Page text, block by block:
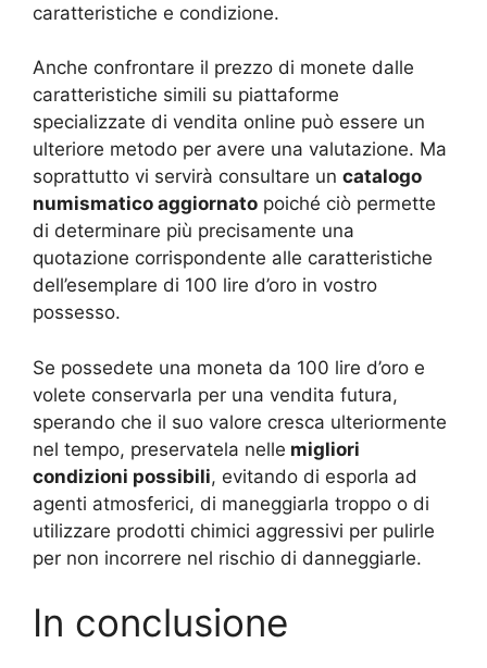
caratteristiche e condizione.
Anche confrontare il prezzo di monete dalle
caratteristiche simili su piattaforme
specializzate di vendita online può essere un
ulteriore metodo per avere una valutazione. Ma
soprattutto vi servirà consultare un catalogo
numismatico aggiornato poiché ciò permette
di determinare più precisamente una
quotazione corrispondente alle caratteristiche
dell’esemplare di 100 lire d’oro in vostro
possesso.
Se possedete una moneta da 100 lire d’oro e
volete conservarla per una vendita futura,
sperando che il suo valore cresca ulteriormente
nel tempo, preservatela nelle migliori
condizioni possibili, evitando di esporla ad
agenti atmosferici, di maneggiarla troppo o di
utilizzare prodotti chimici aggressivi per pulirle
per non incorrere nel rischio di danneggiarle.
In conclusione